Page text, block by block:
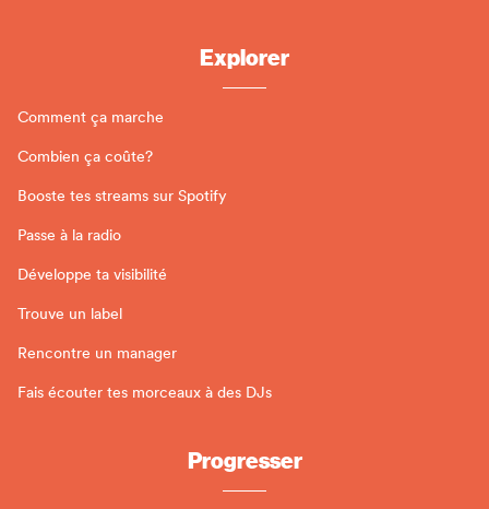
Explorer
Comment ça marche
Combien ça coûte?
Booste tes streams sur Spotify
Passe à la radio
Développe ta visibilité
Trouve un label
Rencontre un manager
Fais écouter tes morceaux à des DJs
Progresser